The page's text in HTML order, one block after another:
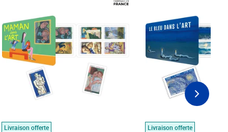
Livraison offerte
Livraison offerte